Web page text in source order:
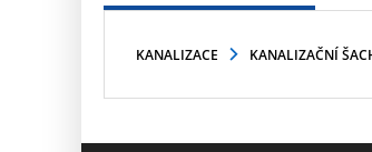
KANALIZACE KANALIZAČNÍ